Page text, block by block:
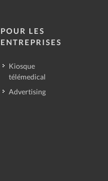
POUR LES
ENTREPRISES
Kiosque
télémedical
Advertising